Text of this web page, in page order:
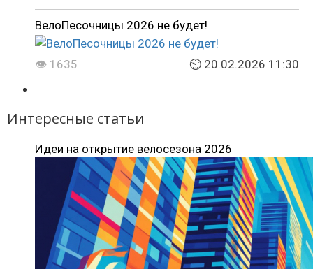
ВелоПесочницы 2026 не будет!
👁 1635 ⏲ 20.02.2026 11:30
Интересные статьи
Идеи на открытие велосезона 2026